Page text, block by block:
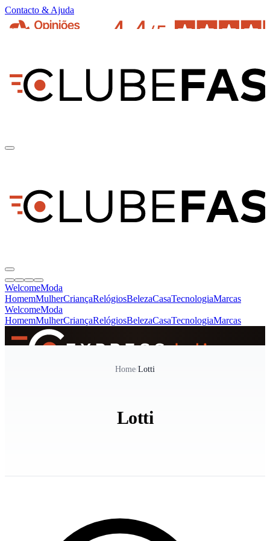
Contacto & Ajuda
WelcomeModa
HomemMulherCriançaRelógiosBelezaCasaTecnologiaMarcas
WelcomeModa
HomemMulherCriançaRelógiosBelezaCasaTecnologiaMarcas
Home/Lotti
Lotti